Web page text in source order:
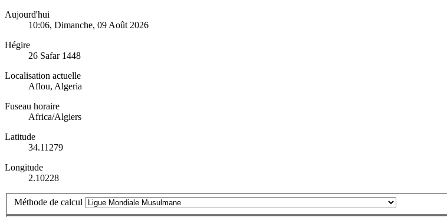
Aujourd'hui
10:06, Dimanche, 09 Août 2026
Hégire
26 Safar 1448
Localisation actuelle
Aflou, Algeria
Fuseau horaire
Africa/Algiers
Latitude
34.11279
Longitude
2.10228
Méthode de calcul